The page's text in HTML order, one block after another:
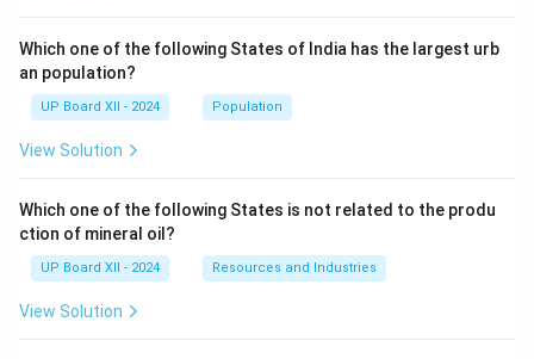
Which one of the following States of India has the largest urb
an population?
UP Board XII - 2024 Population
View Solution
Which one of the following States is not related to the produ
ction of mineral oil?
UP Board XII - 2024 Resources and Industries
View Solution